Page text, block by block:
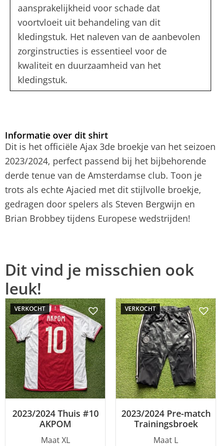
aansprakelijkheid voor schade dat
voortvloeit uit behandeling van dit
kledingstuk. Het naleven van de aanbevolen
zorginstructies is essentieel voor de
kwaliteit en duurzaamheid van het
kledingstuk.
Informatie over dit shirt
Dit is het officiële Ajax 3de broekje van het seizoen
2023/2024, perfect passend bij het bijbehorende
derde tenue van de Amsterdamse club. Toon je
trots als echte Ajacied met dit stijlvolle broekje,
gedragen door spelers als Steven Bergwijn en
Brian Brobbey tijdens Europese wedstrijden!
Dit vind je misschien ook
leuk!
VERKOCHT
2023/2024 Thuis #10
AKPOM
Maat XL
VERKOCHT
2023/2024 Pre-match
Trainingsbroek
Maat L